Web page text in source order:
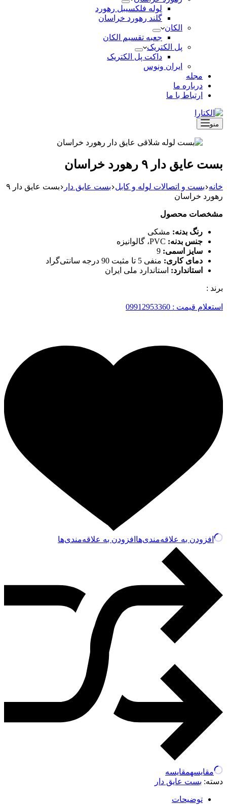
لوله فلکسیبل رهورد
گلند رهورد خراسان
الکان
جعبه تقسیم الکان
پل الکتریک
داکت پل الکتریک
ایران ونوس
مجله
درباره ما
ارتباط با ما
منو
بست عایق دار ۹ رهورد خراسان
خانه بست و اتصالات لوله و کابل بست عایق دار
بست عایق دار ۹
رهورد خراسان
مشخصات محصول
رنگ بدنه: مشکی
جنس بدنه:
سایز اسمی:
دمای کاری: منفی 5 تا مثبت 90 درجه سانتی‌گراد
استاندارد: استاندارد ملی ایران
برند :
استعلام قیمت : 09912953360
افزودن به علاقه‌مندی‌ها افزودن به علاقه‌مندی‌ها
مقایسهمقایسه
دسته: بست عایق دار
توضیحات